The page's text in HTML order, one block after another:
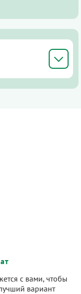
с вами, чтобы
вариант